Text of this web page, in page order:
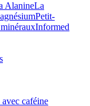
AlanineLa
Petit-
Informed
caféine